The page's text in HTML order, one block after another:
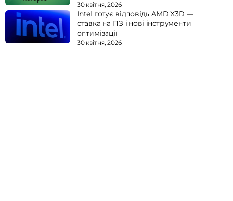
30 квітня, 2026
Intel готує відповідь AMD X3D —
ставка на ПЗ і нові інструменти
оптимізації
30 квітня, 2026